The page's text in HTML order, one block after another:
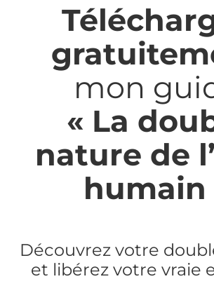
mon
« La
nature de
humain
Découvrez votre
et libérez votre vraie